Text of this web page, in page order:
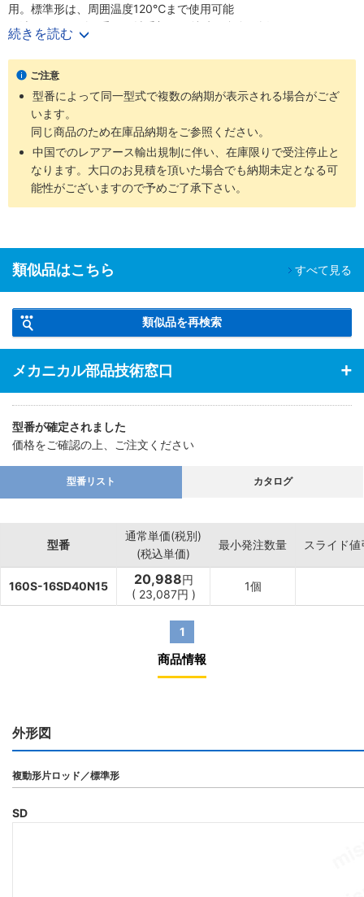
用。標準形は、周囲温度120℃まで使用可能
・油圧シリンダで重要な軸受部には特殊銅合金を採用
・スイッチの取付はスライド方式で任意の位置設定が可能
続きを読む
ご注意
型番によって同一型式で複数の納期が表示される場合がござ
います。
同じ商品のため在庫品納期をご参照ください。
中国でのレアアース輸出規制に伴い、在庫限りで受注停止と
なります。大口のお見積を頂いた場合でも納期未定となる可
能性がございますので予めご了承下さい。
類似品はこちら すべて見る
類似品を再検索
メカニカル部品技術窓口
型番が確定されました
価格をご確認の上、ご注文ください
型番リスト カタログ
型番
通常単価(税別)
(税込単価)
最小発注数量 スライド値
160S-16SD40N15 20,988円
( 23,087円 )
1個
1
商品情報
外形図
複動形片ロッド／標準形
SD